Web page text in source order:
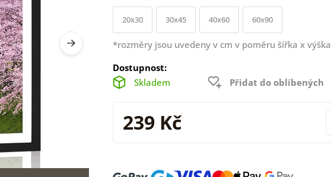
20x30 30x45 40x60 60x90
*rozměry jsou uvedeny v cm v poměru šířka x výška
Dostupnost:
Skladem
Přidat do oblíbených
239 Kč